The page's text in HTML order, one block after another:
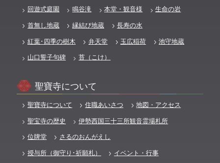
回遊式庭園
鳴谷滝 本堂・観音様
生命の岩
首無し地蔵
縁結び地蔵
長寿の水
紅葉･四季の樹木
弁天堂 玉広稲荷
池守地蔵
山口誓子句碑
苔（こけ）
聖寶寺について
聖寶寺について 住職あいさつ
地図・アクセス
聖宝寺の歴史
伊勢西国三十三所観音霊場札所
位牌堂
さるのおんがえし
授与所（御守り･祈願札）
イベント・行事